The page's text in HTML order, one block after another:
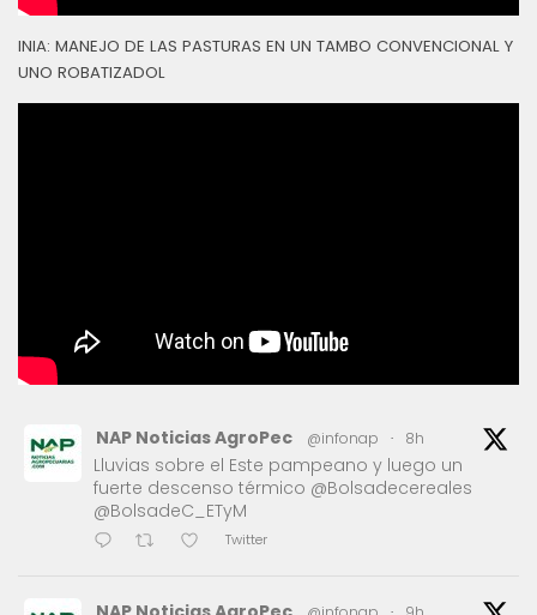
INIA: MANEJO DE LAS PASTURAS EN UN TAMBO CONVENCIONAL Y
UNO ROBATIZADOL
NAP Noticias AgroPec @infonap · 8h
Lluvias sobre el Este pampeano y luego un
fuerte descenso térmico @Bolsadecereales
@BolsadeC_ETyM
Twitter